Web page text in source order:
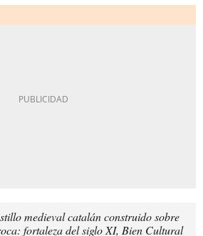
medieval catalán construido sobre
fortaleza del siglo XI, Bien Cultural